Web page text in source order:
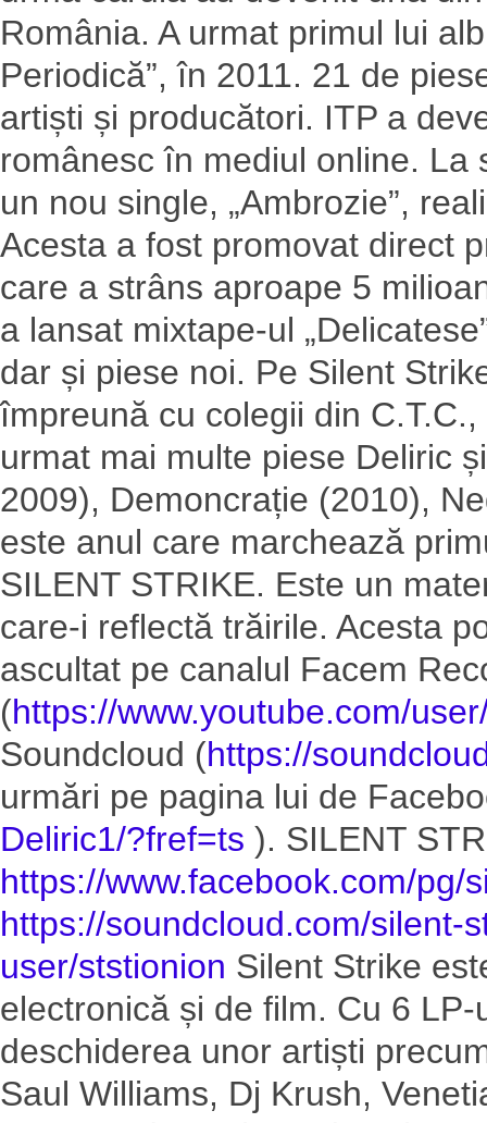
România. A urmat primul lui
Periodică”, în 2011. 21 de
artiști și producători. ITP a
românesc în mediul online. La
un nou single, „Ambrozie”,
Acesta a fost promovat direct
care a strâns aproape 5
a lansat mixtape-ul
dar și piese noi. Pe Silent
împreună cu colegii din
urmat mai multe piese Deliric
2009), Demoncrație (2010),
este anul care marchează
SILENT STRIKE. Este un
care-i reflectă trăirile. Acesta
ascultat pe canalul Facem
(https://www.youtube.com/
Soundcloud (https://
urmări pe pagina lui de
Deliric1/?fref=ts ). SILENT
https://www.facebook.com/pg/
https://soundcloud.com/silent-
user/ststionion Silent Strike
electronică și de film. Cu 6
deschiderea unor artiști
Saul Williams, Dj Krush,